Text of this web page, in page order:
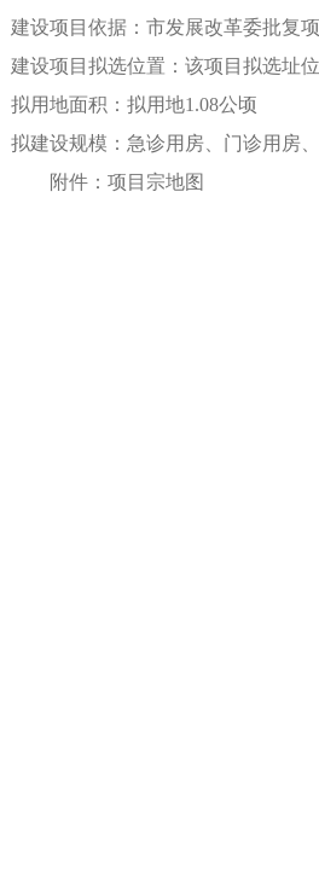
建设项目依据：市发展改革委批复
建设项目拟选位置：该项目拟选址
拟用地面积：拟用地1.08公顷
拟建设规模：急诊用房、门诊用房
附件：项目宗地图